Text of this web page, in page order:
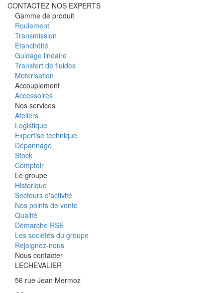
CONTACTEZ NOS EXPERTS
Gamme de produit
Roulement
Transmission
Étanchéité
Guidage linéaire
Transfert de fluides
Motorisation
Accouplement
Accessoires
Nos services
Ateliers
Logistique
Expertise technique
Dépannage
Stock
Comptoir
Le groupe
Historique
Secteurs d'activité
Nos points de vente
Qualité
Démarche RSE
Les sociétés du groupe
Rejoignez-nous
Nous contacter
LECHEVALIER
56 rue Jean Mermoz